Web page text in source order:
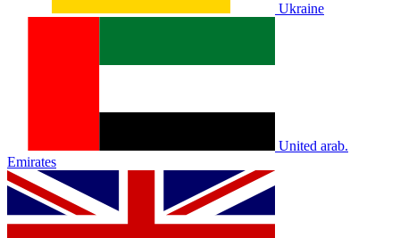
Ukraine
United arab.
Emirates